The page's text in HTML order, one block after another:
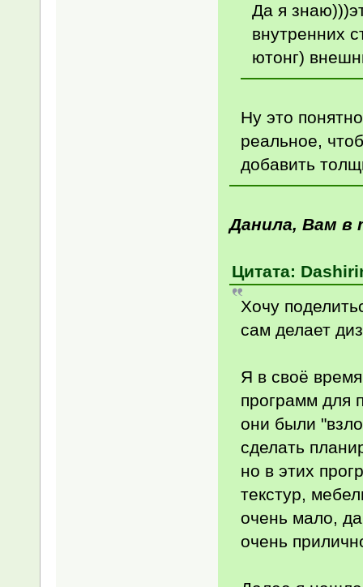
Да я
внутренних
ютонг)
Ну это
реальное,
добавить
Данила, Вам в
Цитата:
Хочу
сам делает
Я в своё
программ для
они были
сделать
но в этих
текстур,
очень мало,
очень